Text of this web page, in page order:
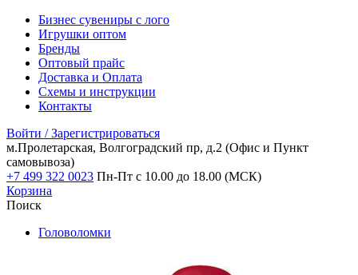
Бизнес сувениры с лого
Игрушки оптом
Бренды
Оптовый прайс
Доставка и Оплата
Схемы и инструкции
Контакты
Войти / Зарегистрироваться
м.Пролетарская, Волгоградский пр, д.2 (Офис и Пункт
самовывоза)
+7 499 322 0023 Пн-Пт с 10.00 до 18.00 (МСК)
Корзина
Поиск
Головоломки